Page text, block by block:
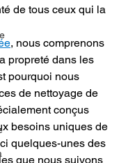
de tous ceux qui la
, nous comprenons
propreté dans les
pourquoi nous
de nettoyage de
conçus
besoins uniques de
quelques-unes des
que nous suivons